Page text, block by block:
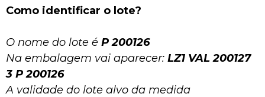
Como identificar o lote?
O nome do lote é P 200126
Na embalagem vai aparecer: LZ1 VAL 200127
3 P 200126
A validade do lote alvo da medida